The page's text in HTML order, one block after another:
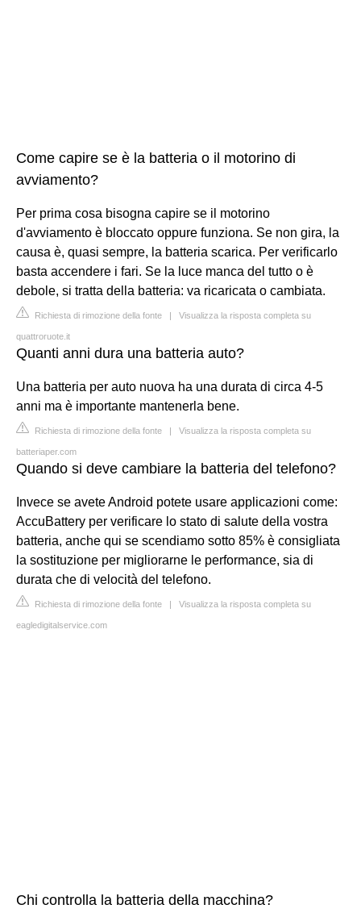
Come capire se è la batteria o il motorino di
avviamento?
Per prima cosa bisogna capire se il motorino
d'avviamento è bloccato oppure funziona. Se non gira, la
causa è, quasi sempre, la batteria scarica. Per verificarlo
basta accendere i fari. Se la luce manca del tutto o è
debole, si tratta della batteria: va ricaricata o cambiata.
Richiesta di rimozione della fonte | Visualizza la risposta completa su
quattroruote.it
Quanti anni dura una batteria auto?
Una batteria per auto nuova ha una durata di circa 4-5
anni ma è importante mantenerla bene.
Richiesta di rimozione della fonte | Visualizza la risposta completa su
batteriaper.com
Quando si deve cambiare la batteria del telefono?
Invece se avete Android potete usare applicazioni come:
AccuBattery per verificare lo stato di salute della vostra
batteria, anche qui se scendiamo sotto 85% è consigliata
la sostituzione per migliorarne le performance, sia di
durata che di velocità del telefono.
Richiesta di rimozione della fonte | Visualizza la risposta completa su
eagledigitalservice.com
Chi controlla la batteria della macchina?